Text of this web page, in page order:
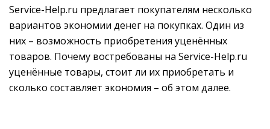
Service-Help.ru предлагает покупателям несколько
вариантов экономии денег на покупках. Один из
них – возможность приобретения уценённых
товаров. Почему востребованы на Service-Help.ru
уценённые товары, стоит ли их приобретать и
сколько составляет экономия – об этом далее.